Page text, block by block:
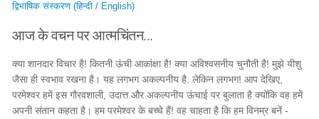
द्विभाषिक संस्करण (हिन्दी / English)
आज के वचन पर आत्मचिंतन...
क्या शानदार विचार है! कितनी ऊंची आकांक्षा है! क्या अविश्वसनीय चुनौती है! मुझे यीशु
जैसा ही स्वभाव रखना है। यह लगभग अकल्पनीय है. लेकिन लगभग! आप देखिए,
परमेश्‍वर हमें इस गौरवशाली, उदात्त और अकल्पनीय ऊंचाई पर बुलाता है क्योंकि वह हमें
अपनी संतान कहता है। हम परमेश्‍वर के बच्चे हैं! वह चाहता है कि हम विनम्र बनें -